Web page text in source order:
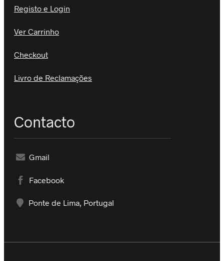
Registo e Login
Ver Carrinho
Checkout
Livro de Reclamações
Contacto
Gmail
Facebook
Ponte de Lima, Portugal